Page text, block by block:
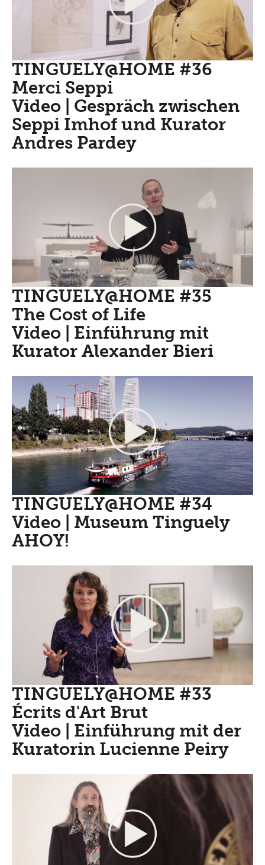
TINGUELY@HOME #36
Merci Seppi
Video | Gespräch zwischen
Seppi Imhof und Kurator
Andres Pardey
TINGUELY@HOME #35
The Cost of Life
Video | Einführung mit
Kurator Alexander Bieri
TINGUELY@HOME #34
Video | Museum Tinguely
AHOY!
TINGUELY@HOME #33
Écrits d'Art Brut
Video | Einführung mit der
Kuratorin Lucienne Peiry